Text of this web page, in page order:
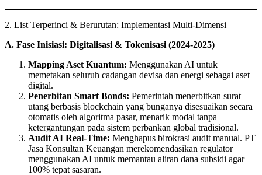
2. List Terperinci & Berurutan: Implementasi Multi-Dimensi
A. Fase Inisiasi: Digitalisasi & Tokenisasi (2024-2025)
Mapping Aset Kuantum: Menggunakan AI untuk
memetakan seluruh cadangan devisa dan energi sebagai aset
digital.
Penerbitan Smart Bonds: Pemerintah menerbitkan surat
utang berbasis blockchain yang bunganya disesuaikan secara
otomatis oleh algoritma pasar, menarik modal tanpa
ketergantungan pada sistem perbankan global tradisional.
Audit AI Real-Time: Menghapus birokrasi audit manual. PT
Jasa Konsultan Keuangan merekomendasikan regulator
menggunakan AI untuk memantau aliran dana subsidi agar
100% tepat sasaran.